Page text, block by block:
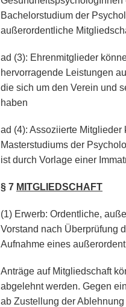
Bachelorstudium der
außerordentliche
ad (3): Ehrenmitglieder
hervorragende Leistungen
die sich um den Verein und
haben
ad (4): Assoziierte
Masterstudiums der
ist durch Vorlage einer
§ 7 MITGLIEDSCHAFT
(1) Erwerb: Ordentliche,
Vorstand nach Überprüfung
Aufnahme eines
Anträge auf Mitgliedschaft
abgelehnt werden. Gegen
ab Zustellung der